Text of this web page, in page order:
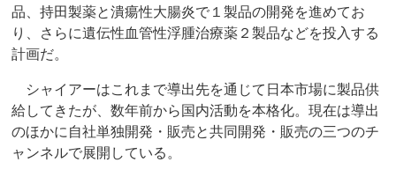
品、持田製薬と潰瘍性大腸炎で１製品の開発を進めてお
り、さらに遺伝性血管性浮腫治療薬２製品などを投入する
計画だ。
シャイアーはこれまで導出先を通じて日本市場に製品供
給してきたが、数年前から国内活動を本格化。現在は導出
のほかに自社単独開発・販売と共同開発・販売の三つのチ
ャンネルで展開している。